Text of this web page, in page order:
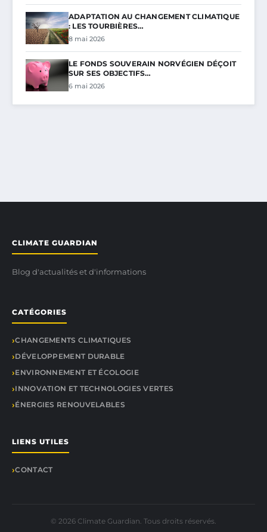
ADAPTATION AU CHANGEMENT CLIMATIQUE
: LES TOURBIÈRES…
8 mai 2026
LE FONDS SOUVERAIN NORVÉGIEN DÉÇOIT
SUR SES OBJECTIFS…
6 mai 2026
CLIMATE GUARDIAN
Blog d'actualités et d'informations
CATÉGORIES
CHANGEMENTS CLIMATIQUES
DÉVELOPPEMENT DURABLE
ENVIRONNEMENT ET ÉCOLOGIE
INNOVATION ET TECHNOLOGIES VERTES
ÉNERGIES RENOUVELABLES
LIENS UTILES
CONTACT
© 2026 Climate Guardian. Tous droits réservés.